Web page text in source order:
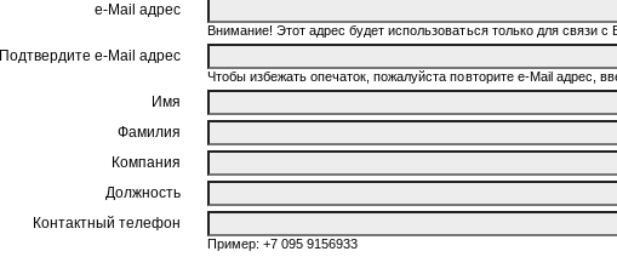
e-Mail адрес
Внимание! Этот адрес будет использоваться только для связи
Подтвердите e-Mail адрес
Чтобы избежать опечаток, пожалуйста повторите e-Mail адрес,
Имя
Фамилия
Компания
Должность
Контактный телефон
Пример: +7 095 9156933